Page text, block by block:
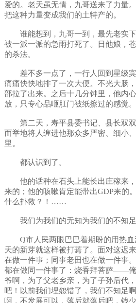
爱的。老天虽无情，九哥送来了力量
把这种力量变成我们的土特产的。
谁能想到，九哥一到，最先老实下
被一派一派的急雨打死了。日他娘，
的杀法。
差不多一点了，一行人回到星级宾
痛痛快快地排了一次大便。不光大肠
部拉了出来。之后十几分钟里，他内
放，只专心品咂肛门被纸擦过的感觉。
第二天，寿平县委书记、县长双双
而举地将人缠进他那众多严密、细小
里。
都认识到了。
他的话种在石头上能长出庄稼来，
来的；他的咳嗽肯定能带出GDP来的
什么扑救？！……
我们为我们的无知为我们的不知足
Q市人民两眼巴巴着期盼的用热血
天的新芽就这样被打蔫了。面对这迟
在做一件事；同事老田也在做一件事
都在做同一件事了：烧香拜菩萨——
爷啊，为了父老乡亲，为了子孙后代
吧！以前我们埋怨错了，我们不知足
啊，不发展可以，落后就落后吧，钱